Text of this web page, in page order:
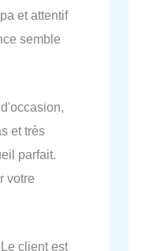
et attentif
semble
et très
parfait.
votre
client est